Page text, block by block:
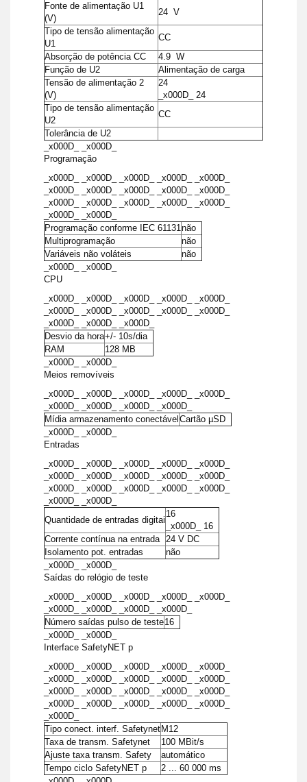
Fonte de alimentação U1
(V)
24 V
Tipo de tensão alimentação
U1
CC
Absorção de potência CC
4.9 W
Função de U2
Alimentação de carga
Tensão de alimentação 2
(V)
24
_x000D_ 24
Tipo de tensão alimentação
U2
CC
Tolerância de U2
_x000D_ _x000D_
Programação
_x000D_ _x000D_ _x000D_ _x000D_ _x000D_
_x000D_ _x000D_ _x000D_ _x000D_ _x000D_
_x000D_ _x000D_ _x000D_ _x000D_ _x000D_
_x000D_ _x000D_
Programação conforme IEC 61131não
Multiprogramação
não
Variáveis não voláteis
não
_x000D_ _x000D_
CPU
_x000D_ _x000D_ _x000D_ _x000D_ _x000D_
_x000D_ _x000D_ _x000D_ _x000D_ _x000D_
_x000D_ _x000D_ _x000D_
Desvio da hora+/- 10s/dia
RAM
128 MB
_x000D_ _x000D_
Meios removíveis
_x000D_ _x000D_ _x000D_ _x000D_ _x000D_
_x000D_ _x000D_ _x000D_ _x000D_
Mídia armazenamento conectável Cartão µSD
_x000D_ _x000D_
Entradas
_x000D_ _x000D_ _x000D_ _x000D_ _x000D_
_x000D_ _x000D_ _x000D_ _x000D_ _x000D_
_x000D_ _x000D_ _x000D_ _x000D_ _x000D_
_x000D_ _x000D_
Quantidade de entradas digitai
16
_x000D_ 16
Corrente contínua na entrada
24 V DC
Isolamento pot. entradas
não
_x000D_ _x000D_
Saídas do relógio de teste
_x000D_ _x000D_ _x000D_ _x000D_ _x000D_
_x000D_ _x000D_ _x000D_ _x000D_
Número saídas pulso de teste16
_x000D_ _x000D_
Interface SafetyNET p
_x000D_ _x000D_ _x000D_ _x000D_ _x000D_
_x000D_ _x000D_ _x000D_ _x000D_ _x000D_
_x000D_ _x000D_ _x000D_ _x000D_ _x000D_
_x000D_ _x000D_ _x000D_ _x000D_ _x000D_
_x000D_
Tipo conect. interf. Safetynet M12
Taxa de transm. Safetynet
100 MBit/s
Ajuste taxa transm. Safety
automático
Tempo ciclo SafetyNET p
2 ... 60 000 ms